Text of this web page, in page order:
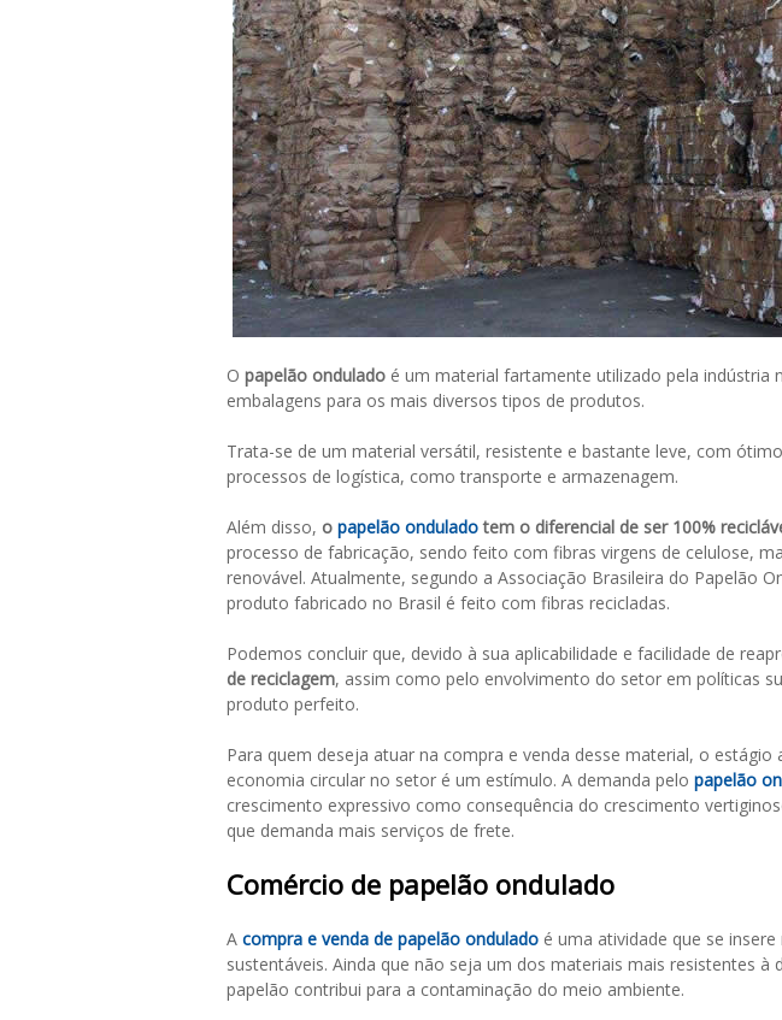
O papelão ondulado é um material fartamente utilizado pela indústria
embalagens para os mais diversos tipos de produtos.
Trata-se de um material versátil, resistente e bastante leve, com
processos de logística, como transporte e armazenagem.
Além disso, o papelão onduladotem o diferencial de ser 100%
processo de fabricação, sendo feito com fibras virgens de celulose,
renovável. Atualmente, segundo a Associação Brasileira do Papelão
produto fabricado no Brasil é feito com fibras recicladas.
Podemos concluir que, devido à sua aplicabilidade e facilidade de
de reciclagem, assim como pelo envolvimento do setor em políticas
produto perfeito.
Para quem deseja atuar na compra e venda desse material, o estágio
economia circular no setor é um estímulo. A demanda pelo papelão
crescimento expressivo como consequência do crescimento
que demanda mais serviços de frete.
Comércio de papelão ondulado
A compra e venda de papelão ondulado é uma atividade que se
sustentáveis. Ainda que não seja um dos materiais mais resistentes à
papelão contribui para a contaminação do meio ambiente.